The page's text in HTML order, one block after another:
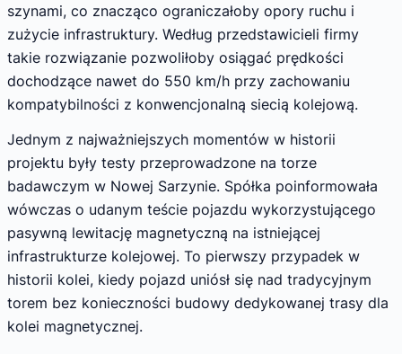
szynami, co znacząco ograniczałoby opory ruchu i
zużycie infrastruktury. Według przedstawicieli firmy
takie rozwiązanie pozwoliłoby osiągać prędkości
dochodzące nawet do 550 km/h przy zachowaniu
kompatybilności z konwencjonalną siecią kolejową.
Jednym z najważniejszych momentów w historii
projektu były testy przeprowadzone na torze
badawczym w Nowej Sarzynie. Spółka poinformowała
wówczas o udanym teście pojazdu wykorzystującego
pasywną lewitację magnetyczną na istniejącej
infrastrukturze kolejowej. To pierwszy przypadek w
historii kolei, kiedy pojazd uniósł się nad tradycyjnym
torem bez konieczności budowy dedykowanej trasy dla
kolei magnetycznej.